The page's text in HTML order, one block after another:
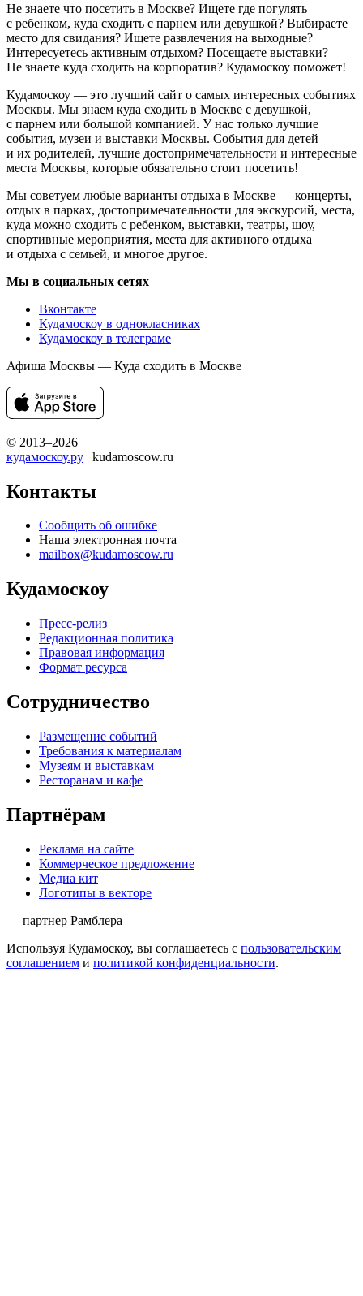
Не знаете что посетить в Москве? Ищете где погулять
с ребенком, куда сходить с парнем или девушкой? Выбираете
место для свидания? Ищете развлечения на выходные?
Интересуетесь активным отдыхом? Посещаете выставки?
Не знаете куда сходить на корпоратив? Кудамоскоу поможет!
Кудамоскоу — это лучший сайт о самых интересных событиях
Москвы. Мы знаем куда сходить в Москве с девушкой,
с парнем или большой компанией. У нас только лучшие
события, музеи и выставки Москвы. События для детей
и их родителей, лучшие достопримечательности и интересные
места Москвы, которые обязательно стоит посетить!
Мы советуем любые варианты отдыха в Москве — концерты,
отдых в парках, достопримечательности для экскурсий, места,
куда можно сходить с ребенком, выставки, театры, шоу,
спортивные мероприятия, места для активного отдыха
и отдыха с семьей, и многое другое.
Мы в социальных сетях
Вконтакте
Кудамоскоу в однокласниках
Кудамоскоу в телеграме
Афиша Москвы — Куда сходить в Москве
© 2013–2026
кудамоскоу.ру | kudamoscow.ru
Контакты
Сообщить об ошибке
Наша электронная почта
mailbox@kudamoscow.ru
Кудамоскоу
Пресс-релиз
Редакционная политика
Правовая информация
Формат ресурса
Сотрудничество
Размещение событий
Требования к материалам
Музеям и выставкам
Ресторанам и кафе
Партнёрам
Реклама на сайте
Коммерческое предложение
Медиа кит
Логотипы в векторе
— партнер Рамблера
Используя Кудамоскоу, вы соглашаетесь с пользовательским
соглашением и политикой конфиденциальности.